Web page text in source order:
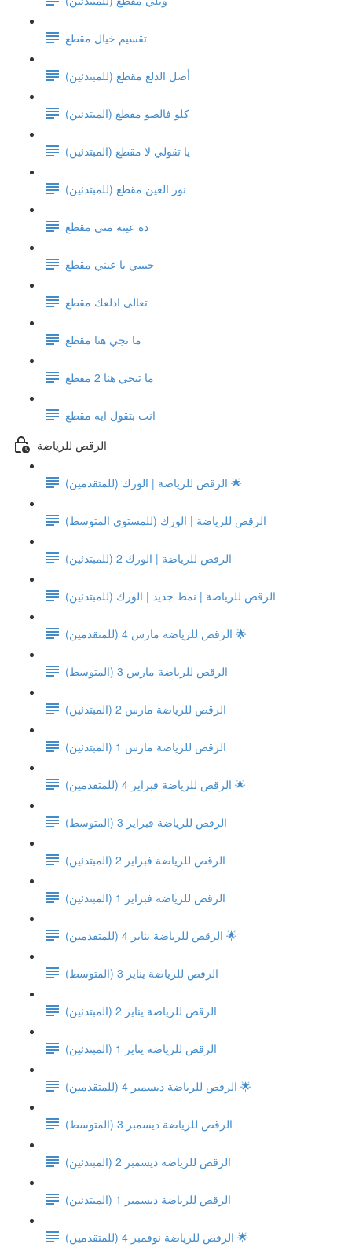
تقسيم خيال مقطع
(أصل الدلع مقطع (للمبتدئين
كلو فالصو مقطع (المبتدئين)
يا تقولي لا مقطع (المبتدئين)
نور العين مقطع (للمبتدئين)
ده عينه مني مقطع
حبيبي يا عيني مقطع
تعالى ادلعك مقطع
ما تجي هنا مقطع
ما تيجي هنا 2 مقطع
انت بتقول ايه مقطع
الرقص للرياضة
الرقص للرياضة | الورك (للمتقدمين) 🌟
الرقص للرياضة | الورك (للمستوى المتوسط)
الرقص للرياضة | الورك 2 (للمبتدئين)
الرقص للرياضة | نمط جديد | الورك (للمبتدئين)
الرقص للرياضة مارس 4 (للمتقدمين) 🌟
الرقص للرياضة مارس 3 (المتوسط)
الرقص للرياضة مارس 2 (المبتدئين)
الرقص للرياضة مارس 1 (المبتدئين)
الرقص للرياضة فبراير 4 (للمتقدمين) 🌟
(الرقص للرياضة فبراير 3 (المتوسط
الرقص للرياضة فبراير 2 (المبتدئين)
الرقص للرياضة فبراير 1 (المبتدئين)
الرقص للرياضة يناير 4 (للمتقدمين) 🌟
(الرقص للرياضة يناير 3 (المتوسط
الرقص للرياضة يناير 2 (المبتدئين)
الرقص للرياضة يناير 1 (المبتدئين)
الرقص للرياضة ديسمبر 4 (للمتقدمين) 🌟
(الرقص للرياضة ديسمبر 3 (المتوسط
الرقص للرياضة ديسمبر 2 (المبتدئين)
الرقص للرياضة ديسمبر 1 (المبتدئين)
الرقص للرياضة نوفمبر 4 (للمتقدمين) 🌟